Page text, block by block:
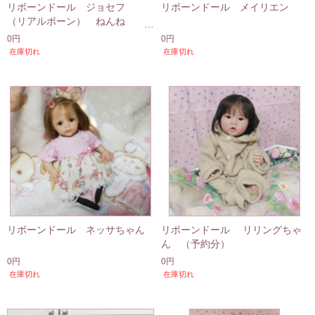
リボーンドール ジョセフ
（リアルボーン） ねんね
（予約分）
0円
在庫切れ
リボーンドール メイリエン
0円
在庫切れ
リボーンドール ネッサちゃん
0円
在庫切れ
リボーンドール リリングちゃ
ん （予約分）
0円
在庫切れ